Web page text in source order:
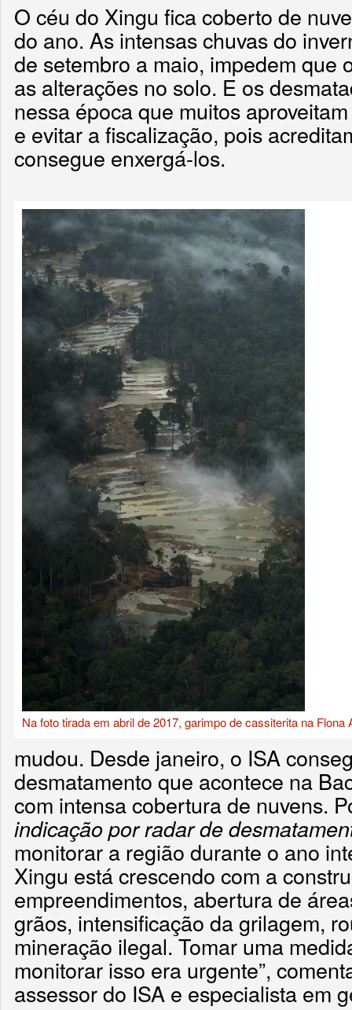
O céu do Xingu fica coberto de
do ano. As intensas chuvas do
de setembro a maio, impedem que
as alterações no solo. E os
nessa época que muitos
e evitar a fiscalização, pois
consegue enxergá-los.
Na foto tirada em abril de 2017, garimpo de cassiterita na
mudou. Desde janeiro, o ISA
desmatamento que acontece na
com intensa cobertura de nuvens.
indicação por radar de
monitorar a região durante o ano
Xingu está crescendo com a
empreendimentos, abertura de
grãos, intensificação da grilagem,
mineração ilegal. Tomar uma
monitorar isso era urgente”,
assessor do ISA e especialista em